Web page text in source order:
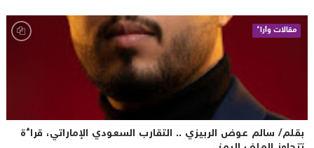
مقالات وأراء
سالم عوض الربيزي .. التقارب السعودي الإماراتي، قراءة